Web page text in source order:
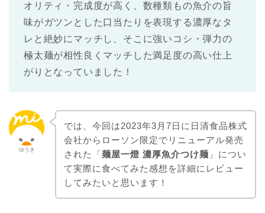
オリティ・完成度が高く、数種類もの魚介の旨
味がガツンとした口当たりを表現する濃厚なタ
レと絶妙にマッチし、そこに強いコシ・弾力の
極太麺が相性良くマッチした満足度の高い仕上
がりとなっていました！
ゆうき
では、今回は2023年3月7日に日清食品株式
会社からローソン限定でリニューアル発売
された「麺屋一燈 濃厚魚介つけ麺 」につい
て実際に食べてみた感想を詳細にレビュー
してみたいと思います！